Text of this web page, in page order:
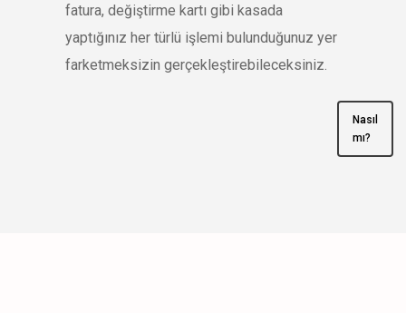
fatura, değiştirme kartı gibi kasada
yaptığınız her türlü işlemi bulunduğunuz yer
farketmeksizin gerçekleştirebileceksiniz.
Nasıl
mı?